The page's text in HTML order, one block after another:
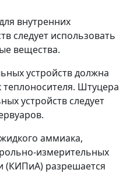
внутренних
следует использовать
вещества.
устройств должна
Штуцера
устройств следует
аммиака,
измерительных
(КИПиА) разрешается